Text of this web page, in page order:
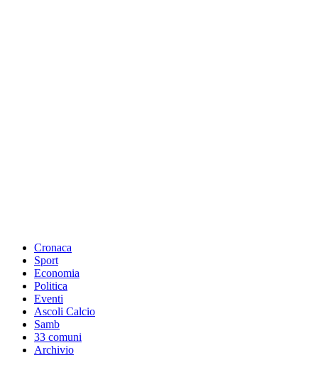
Cronaca
Sport
Economia
Politica
Eventi
Ascoli Calcio
Samb
33 comuni
Archivio